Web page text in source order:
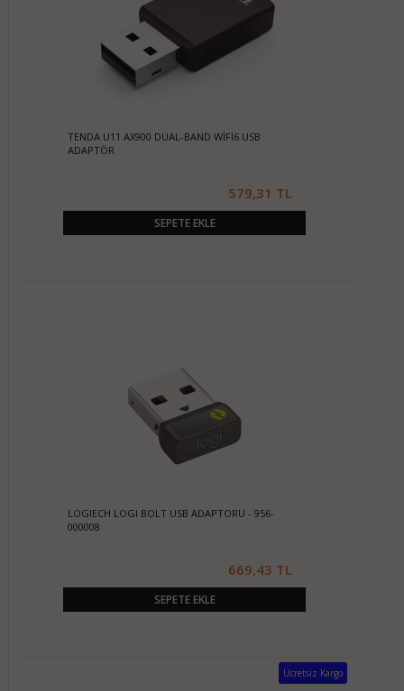
TENDA U11 AX900 DUAL-BAND WİFİ6 USB
ADAPTÖR
579,31 TL
SEPETE EKLE
LOGIECH LOGI BOLT USB ADAPTORU - 956-
000008
669,43 TL
SEPETE EKLE
Ücretsiz Kargo